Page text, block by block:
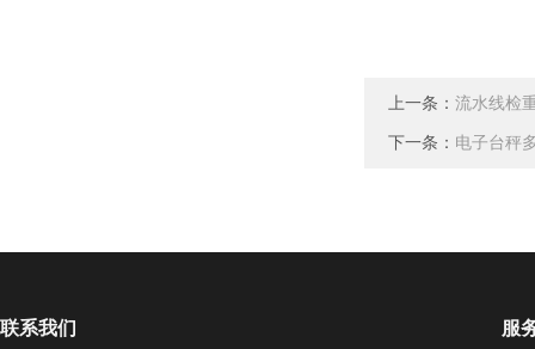
上一条： 流水线检
下一条： 电子台秤
联系我们 服